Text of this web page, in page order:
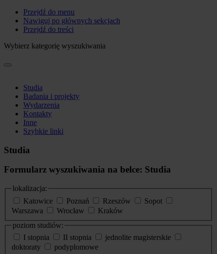
Przejdź do menu
Nawiguj po głównych sekcjach
Przejdź do treści
Wybierz kategorię wyszukiwania
Studia
Badania i projekty
Wydarzenia
Kontakty
Inne
Szybkie linki
Studia
Formularz wyszukiwania na belce: Studia
lokalizacja:
Katowice
Poznań Rzeszów
Sopot
Warszawa
Wrocław
Kraków
poziom studiów:
I stopnia
II stopnia
jednolite magisterskie
doktoraty
podyplomowe